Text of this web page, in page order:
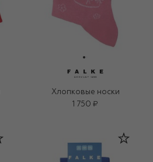
Хлопковые носки
1 750 ₽